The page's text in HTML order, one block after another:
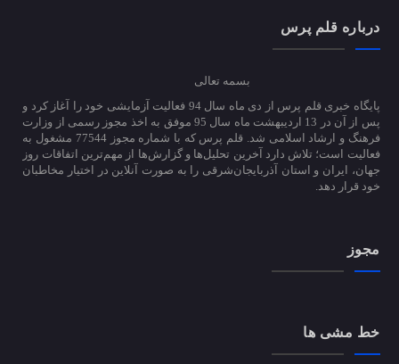
درباره قلم پرس
بسمه تعالی
پایگاه خبری قلم پرس از دی ماه سال 94 فعالیت آزمایشی خود را آغاز کرد و
پس از آن در 13 اردیبهشت ماه سال 95 موفق به اخذ مجوز رسمی از وزارت
فرهنگ و ارشاد اسلامی شد. قلم پرس که با شماره مجوز 77544 مشغول به
فعالیت است؛ تلاش دارد آخرین تحلیل‌ها و گزارش‌ها از مهم‌ترین اتفاقات روز
جهان، ایران و استان آذربایجان‌شرقی را به صورت آنلاین در اختیار مخاطبان
خود قرار دهد.
مجوز
خط مشی ها